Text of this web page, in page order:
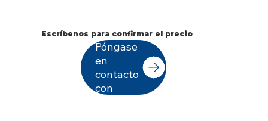
Escríbenos para confirmar el precio
Póngase
en
contacto
con